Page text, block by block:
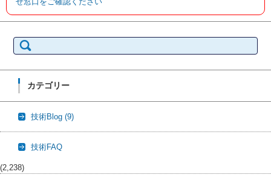
索:
カテゴリー
技術Blog (9)
技術FAQ
(2,238)